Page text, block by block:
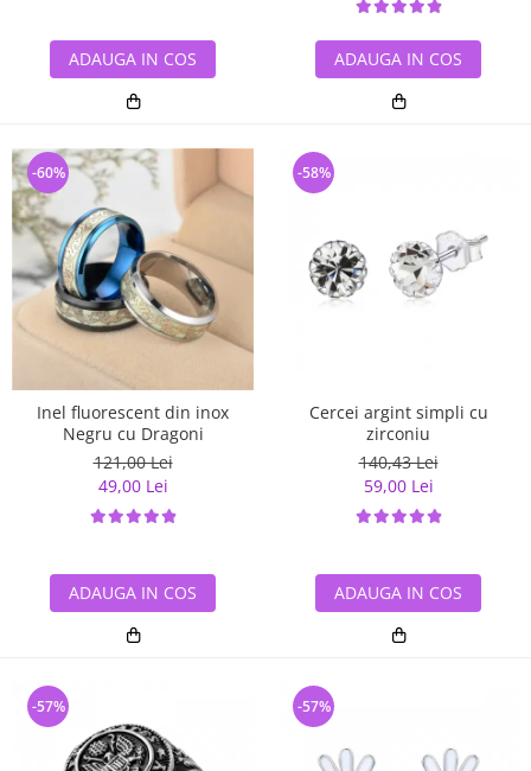
ADAUGA IN COS ADAUGA IN COS
Inel fluorescent din inox
Negru cu Dragoni
121,00 Lei
49,00 Lei
-60%
ADAUGA IN COS
Cercei argint simpli cu
zirconiu
140,43 Lei
59,00 Lei
-58%
ADAUGA IN COS
-57% -57%